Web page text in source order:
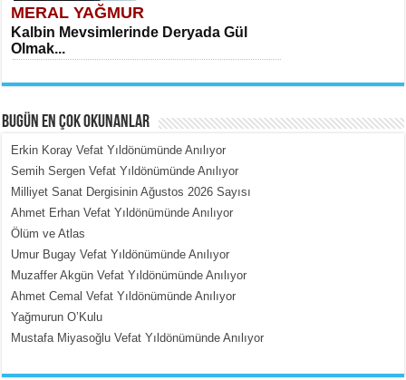
MERAL YAĞMUR
Kalbin Mevsimlerinde Deryada Gül
Olmak...
MEHMET ÇOBAN
İçerdeki Put Dışardaki Maskeler...
BUGÜN EN ÇOK OKUNANLAR
Erkin Koray Vefat Yıldönümünde Anılıyor
Semih Sergen Vefat Yıldönümünde Anılıyor
Milliyet Sanat Dergisinin Ağustos 2026 Sayısı
Ahmet Erhan Vefat Yıldönümünde Anılıyor
Ölüm ve Atlas
Umur Bugay Vefat Yıldönümünde Anılıyor
Muzaffer Akgün Vefat Yıldönümünde Anılıyor
Ahmet Cemal Vefat Yıldönümünde Anılıyor
Yağmurun O’Kulu
Mustafa Miyasoğlu Vefat Yıldönümünde Anılıyor